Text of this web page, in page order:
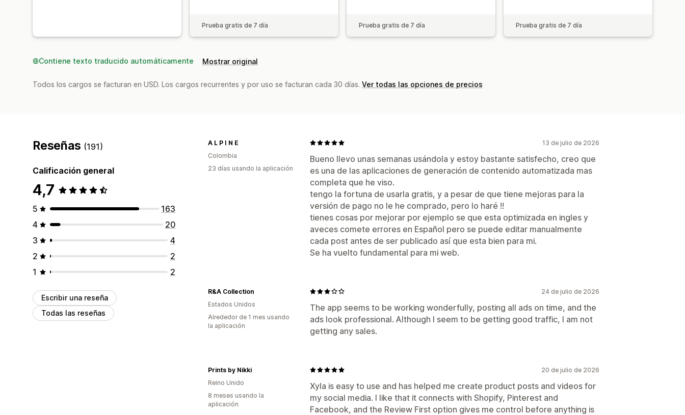
Prueba gratis de 7 día Prueba gratis de 7 día Prueba gratis de 7 día
Contiene texto traducido automáticamente Mostrar original
Todos los cargos se facturan en USD. Los cargos recurrentes y por uso se facturan cada 30 días. Ver todas las opciones de precios
Reseñas (191)
Calificación general
4,7
5
163
4
20
3
4
2
2
1
2
Escribir una reseña
Todas las reseñas
13 de julio de 2026
Bueno llevo unas semanas usándola y estoy bastante satisfecho, creo que
es una de las aplicaciones de generación de contenido automatizada mas
completa que he viso.
tengo la fortuna de usarla gratis, y a pesar de que tiene mejoras para la
versión de pago no le he comprado, pero lo haré !!
tienes cosas por mejorar por ejemplo se que esta optimizada en ingles y
aveces comete errores en Español pero se puede editar manualmente
cada post antes de ser publicado así que esta bien para mi.
Se ha vuelto fundamental para mi web.
A L P I N E
Colombia
23 días usando la aplicación
24 de julio de 2026
The app seems to be working wonderfully, posting all ads on time, and the
ads look professional. Although I seem to be getting good traffic, I am not
getting any sales.
R&A Collection
Estados Unidos
Alrededor de 1 mes usando
la aplicación
20 de julio de 2026
Xyla is easy to use and has helped me create product posts and videos for
my social media. I like that it connects with Shopify, Pinterest and
Facebook, and the Review First option gives me control before anything is
Prints by Nikki
Reino Unido
8 meses usando la
aplicación